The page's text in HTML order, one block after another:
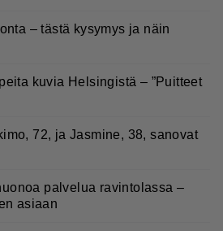
– tästä kysymys ja näin
kuvia Helsingistä – ”Puitteet
72, ja Jasmine, 38, sanovat
palvelua ravintolassa –
asiaan